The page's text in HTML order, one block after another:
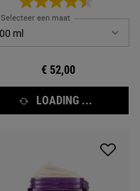
Selecteer een maat
€ 52,00
LOADING ...